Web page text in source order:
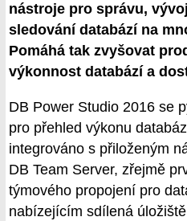
nástroje pro správu,
sledování databází na
Pomáhá tak zvyšovat
výkonnost databází a
DB Power Studio 2016 se
pro přehled výkonu
integrováno s přiloženým
DB Team Server, zřejmě
týmového propojení pro
nabízejícím sdílená